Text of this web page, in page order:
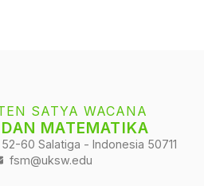
SATYA WACANA
MATEMATIKA
60 Salatiga - Indonesia 50711
fsm@uksw.edu